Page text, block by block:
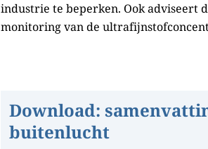
industrie te beperken. Ook adviseert
monitoring van de
Download:
buitenlucht